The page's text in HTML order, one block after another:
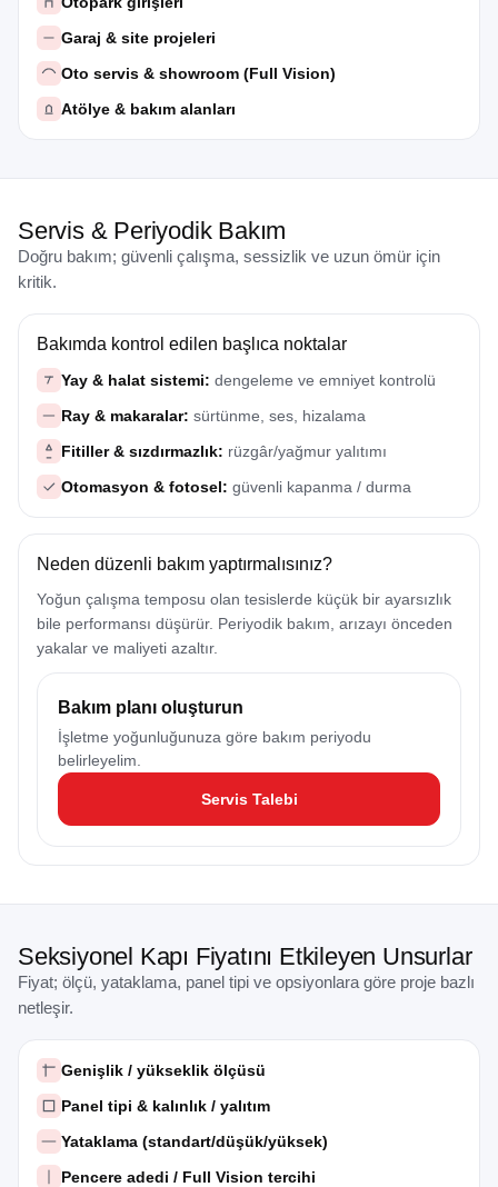
Garaj & site projeleri
Oto servis & showroom (Full Vision)
Atölye & bakım alanları
Servis & Periyodik Bakım
Doğru bakım; güvenli çalışma, sessizlik ve uzun ömür için
kritik.
Bakımda kontrol edilen başlıca noktalar
Yay & halat sistemi: dengeleme ve emniyet kontrolü
Ray & makaralar: sürtünme, ses, hizalama
Fitiller & sızdırmazlık: rüzgâr/yağmur yalıtımı
Otomasyon & fotosel: güvenli kapanma / durma
Neden düzenli bakım yaptırmalısınız?
Yoğun çalışma temposu olan tesislerde küçük bir ayarsızlık
bile performansı düşürür. Periyodik bakım, arızayı önceden
yakalar ve maliyeti azaltır.
Bakım planı oluşturun
İşletme yoğunluğunuza göre bakım periyodu
belirleyelim.
Servis Talebi
Seksiyonel Kapı Fiyatını Etkileyen Unsurlar
Fiyat; ölçü, yataklama, panel tipi ve opsiyonlara göre proje bazlı
netleşir.
Genişlik / yükseklik ölçüsü
Panel tipi & kalınlık / yalıtım
Yataklama (standart/düşük/yüksek)
Pencere adedi / Full Vision tercihi